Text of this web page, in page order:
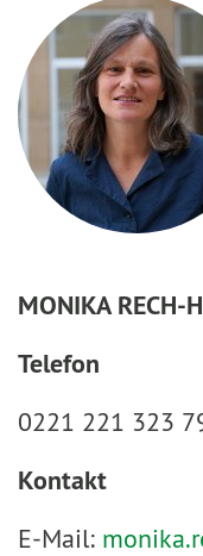
MONIKA RECH-
Telefon
0221 221 323
Kontakt
E-Mail: